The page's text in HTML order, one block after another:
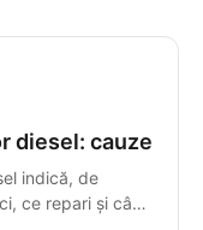
diesel: cauze
indică, de
ce repari și când